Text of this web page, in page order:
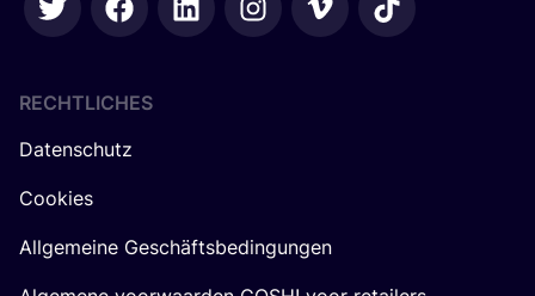
RECHTLICHES
Datenschutz
Cookies
Allgemeine Geschäftsbedingungen